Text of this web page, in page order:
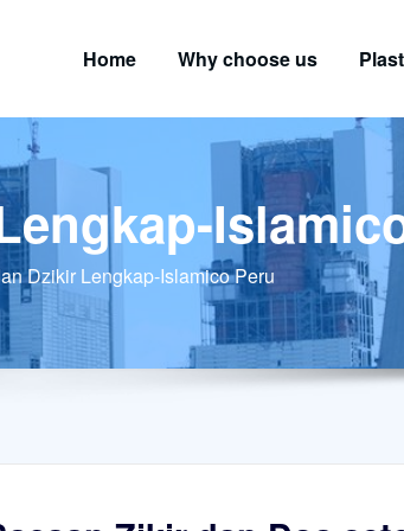
Home Why choose us
Dzikir Lengkap-Islamico Peru